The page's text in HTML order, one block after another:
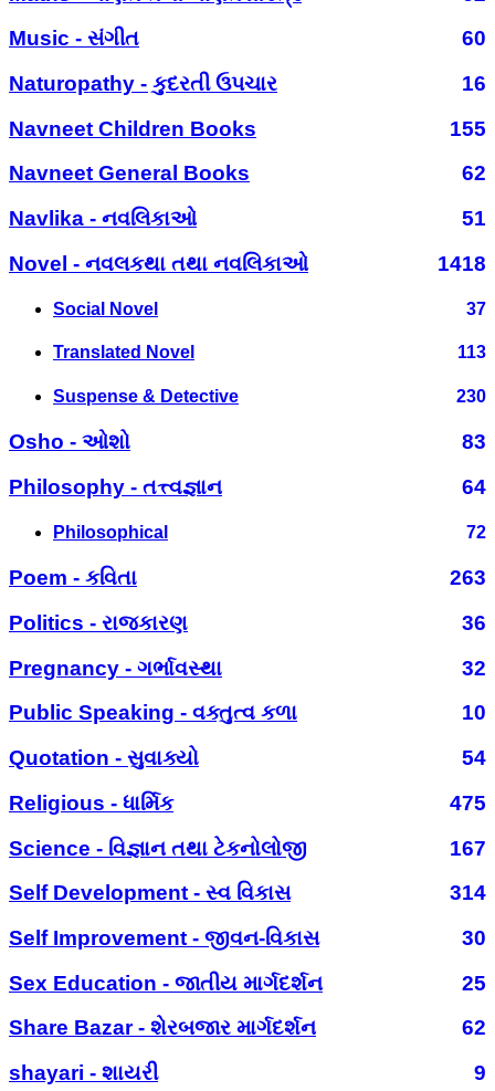
Music - સંગીત
60
Naturopathy - કુદરતી ઉપચાર
16
Navneet Children Books
155
Navneet General Books
62
Navlika - નવલિકાઓ
51
Novel - નવલકથા તથા નવલિકાઓ
1418
Social Novel 37
Translated Novel 113
Suspense & Detective 230
Osho - ઓશો
83
Philosophy - તત્ત્વજ્ઞાન
64
Philosophical 72
Poem - કવિતા
263
Politics - રાજકારણ
36
Pregnancy - ગર્ભાવસ્થા
32
Public Speaking - વક્તુત્વ કળા
10
Quotation - સુવાક્યો
54
Religious - ધાર્મિક
475
Science - વિજ્ઞાન તથા ટેકનોલોજી
167
Self Development - સ્વ વિકાસ
314
Self Improvement - જીવન-વિકાસ
30
Sex Education - જાતીય માર્ગદર્શન
25
Share Bazar - શેરબજાર માર્ગદર્શન
62
shayari - શાયરી
9